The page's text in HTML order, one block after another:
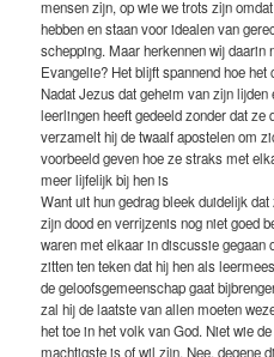
mensen zijn, op wie we trots zijn
hebben en staan voor idealen van
schepping. Maar herkennen wij daarin
Evangelie? Het blijft spannend hoe
Nadat Jezus dat geheim van zijn
leerlingen heeft gedeeld zonder dat ze
verzamelt hij de twaalf apostelen om
voorbeeld geven hoe ze straks met
meer lijfelijk bij hen is
Want uit hun gedrag bleek duidelijk
zijn dood en verrijzenis nog niet goed
waren met elkaar in discussie gegaan
zitten ten teken dat hij hen als
de geloofsgemeenschap gaat
zal hij de laatste van allen moeten
het toe in het volk van God. Niet wie
machtigste is of wil zijn. Nee, degene